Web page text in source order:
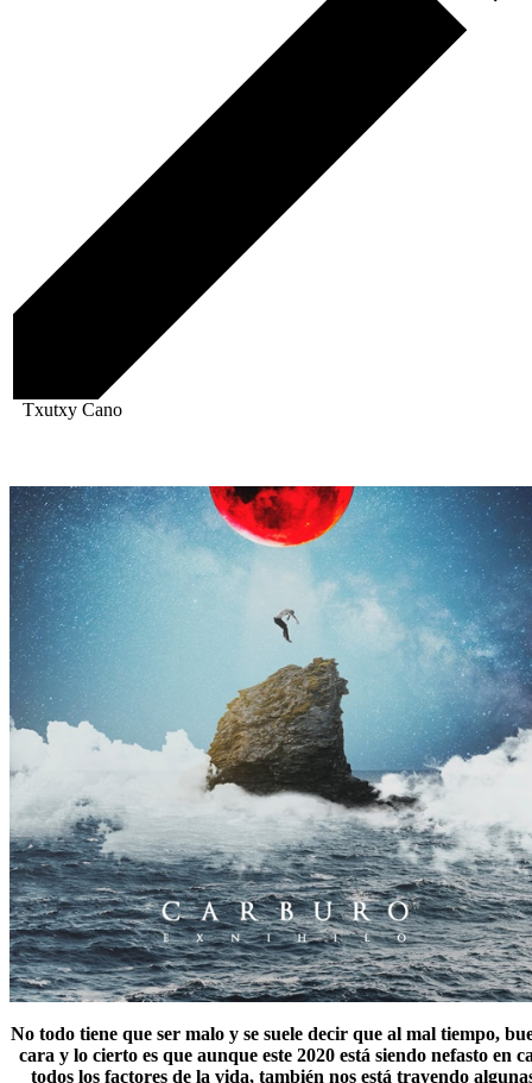
Txutxy Cano
No todo tiene que ser malo y se suele decir que al mal tiempo,
cara y lo cierto es que aunque este 2020 está siendo nefasto en
todos los factores de la vida, también nos está trayendo